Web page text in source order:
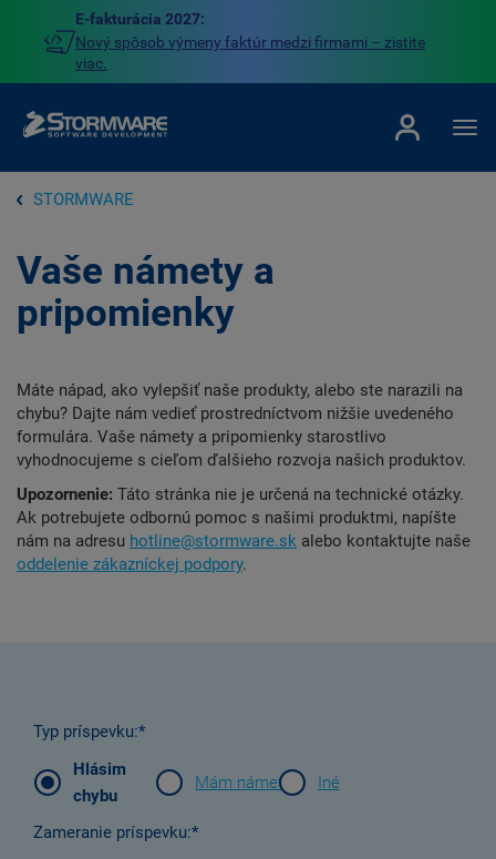
E-fakturácia 2027:
Nový spôsob výmeny faktúr medzi firmami – zistite
viac.
STORMWARE
Vaše námety a
pripomienky
Máte nápad, ako vylepšiť naše produkty, alebo ste narazili na
chybu? Dajte nám vedieť prostredníctvom nižšie uvedeného
formulára. Vaše námety a pripomienky starostlivo
vyhodnocujeme s cieľom ďalšieho rozvoja našich produktov.
Upozornenie: Táto stránka nie je určená na technické otázky.
Ak potrebujete odbornú pomoc s našimi produktmi, napíšte
nám na adresu hotline@stormware.sk alebo kontaktujte naše
oddelenie zákazníckej podpory.
Typ príspevku:*
Hlásim
chybu
Mám námet Iné
Zameranie príspevku:*